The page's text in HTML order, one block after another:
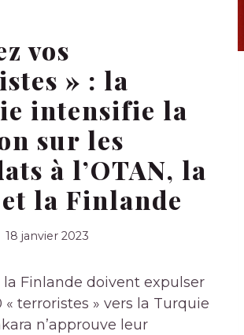
vos
» : la
intensifie la
sur les
à l’OTAN, la
et la Finlande
18 janvier 2023
la Finlande doivent expulser
« terroristes » vers la Turquie
n’approuve leur